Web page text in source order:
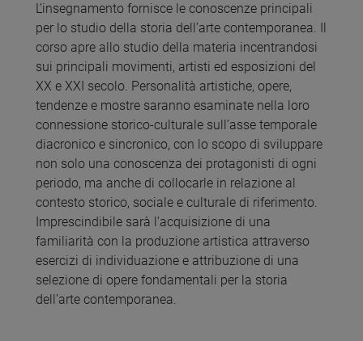
L’insegnamento fornisce le conoscenze principali
per lo studio della storia dell’arte contemporanea. Il
corso apre allo studio della materia incentrandosi
sui principali movimenti, artisti ed esposizioni del
XX e XXI secolo. Personalità artistiche, opere,
tendenze e mostre saranno esaminate nella loro
connessione storico-culturale sull’asse temporale
diacronico e sincronico, con lo scopo di sviluppare
non solo una conoscenza dei protagonisti di ogni
periodo, ma anche di collocarle in relazione al
contesto storico, sociale e culturale di riferimento.
Imprescindibile sarà l’acquisizione di una
familiarità con la produzione artistica attraverso
esercizi di individuazione e attribuzione di una
selezione di opere fondamentali per la storia
dell’arte contemporanea.